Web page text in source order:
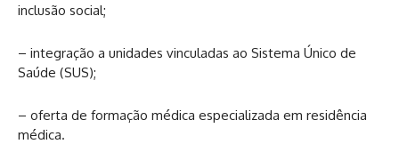
inclusão social;
– integração a unidades vinculadas ao Sistema Único de
Saúde (SUS);
– oferta de formação médica especializada em residência
médica.